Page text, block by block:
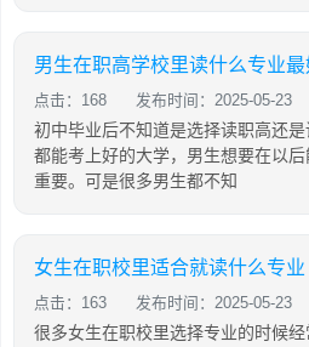
男生在职高学校里读什么专业最
点击：168 发布时间：2025-05-23
初中毕业后不知道是选择读职高还是
都能考上好的大学，男生想要在以
重要。可是很多男生都不知
女生在职校里适合就读什么专业
点击：163 发布时间：2025-05-23
很多女生在职校里选择专业的时候